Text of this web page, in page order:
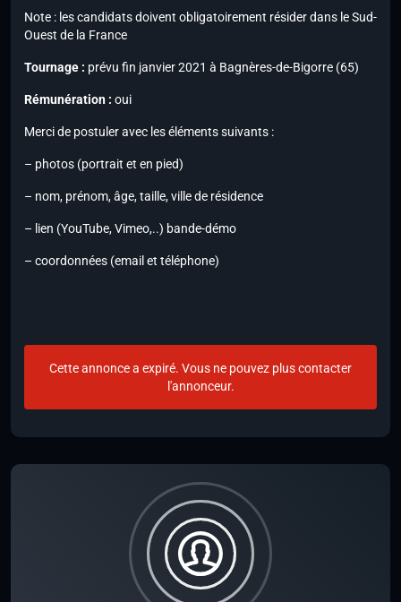
Note : les candidats doivent obligatoirement résider dans le Sud-
Ouest de la France
Tournage : prévu fin janvier 2021 à Bagnères-de-Bigorre (65)
Rémunération : oui
Merci de postuler avec les éléments suivants :
– photos (portrait et en pied)
– nom, prénom, âge, taille, ville de résidence
– lien (YouTube, Vimeo,..) bande-démo
– coordonnées (email et téléphone)
Cette annonce a expiré. Vous ne pouvez plus contacter
l'annonceur.